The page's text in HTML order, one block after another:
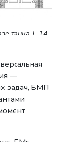
танка Т-14
—
задач, БМП